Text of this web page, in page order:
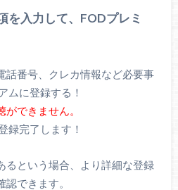
を入力して、FODプレミ
話番号、クレカ情報など必要事
ムに登録する！
できません。
録完了します！
という場合、より詳細な登録
できます。